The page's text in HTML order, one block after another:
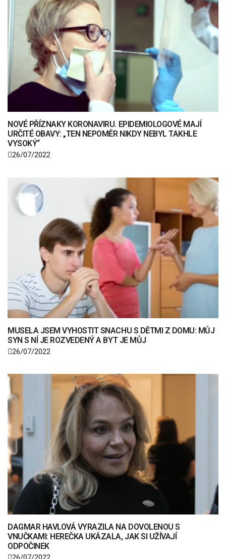
NOVÉ PŘÍZNAKY KORONAVIRU. EPIDEMIOLOGOVÉ MAJÍ
URČITÉ OBAVY: „TEN NEPOMĚR NIKDY NEBYL TAKHLE
VYSOKÝ“
26/07/2022
MUSELA JSEM VYHOSTIT SNACHU S DĚTMI Z DOMU: MŮJ
SYN S NÍ JE ROZVEDENÝ A BYT JE MŮJ
26/07/2022
DAGMAR HAVLOVÁ VYRAZILA NA DOVOLENOU S
VNUČKAMI: HEREČKA UKÁZALA, JAK SI UŽÍVAJÍ
ODPOČINEK